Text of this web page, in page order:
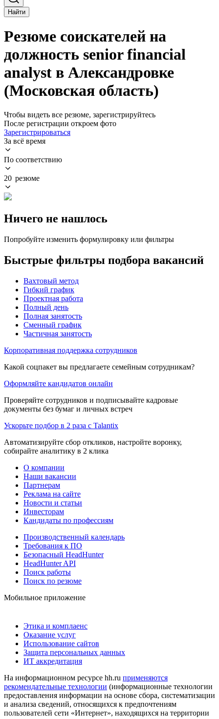
Найти
Резюме соискателей на
должность senior financial
analyst в Александровке
(Московская область)
Чтобы видеть все резюме, зарегистрируйтесь
После регистрации откроем фото
Зарегистрироваться
За всё время
По соответствию
20 резюме
Ничего не нашлось
Попробуйте изменить формулировку или фильтры
Быстрые фильтры подбора вакансий
Вахтовый метод
Гибкий график
Проектная работа
Полный день
Полная занятость
Сменный график
Частичная занятость
Корпоративная поддержка сотрудников
Какой соцпакет вы предлагаете семейным сотрудникам?
Оформляйте кандидатов онлайн
Проверяйте сотрудников и подписывайте кадровые
документы без бумаг и личных встреч
Ускорьте подбор в 2 раза с Talantix
Автоматизируйте сбор откликов, настройте воронку,
собирайте аналитику в 2 клика
О компании
Наши вакансии
Партнерам
Реклама на сайте
Новости и статьи
Инвесторам
Кандидаты по профессиям
Производственный календарь
Требования к ПО
Безопасный HeadHunter
HeadHunter API
Поиск работы
Поиск по резюме
Мобильное приложение
Этика и комплаенс
Оказание услуг
Использование сайтов
Защита персональных данных
ИТ аккредитация
На информационном ресурсе hh.ru применяются
рекомендательные технологии (информационные технологии
предоставления информации на основе сбора, систематизации
и анализа сведений, относящихся к предпочтениям
пользователей сети «Интернет», находящихся на территории